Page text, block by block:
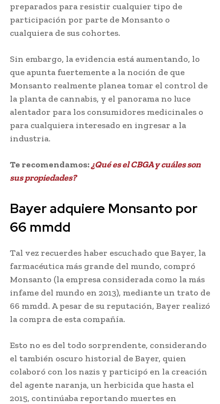
preparados para resistir cualquier tipo de
participación por parte de Monsanto o
cualquiera de sus cohortes.
Sin embargo, la evidencia está aumentando, lo
que apunta fuertemente a la noción de que
Monsanto realmente planea tomar el control de
la planta de cannabis, y el panorama no luce
alentador para los consumidores medicinales o
para cualquiera interesado en ingresar a la
industria.
Te recomendamos:¿Qué es el CBGA y cuáles son
sus propiedades?
Bayer adquiere Monsanto por
66 mmdd
Tal vez recuerdes haber escuchado que Bayer, la
farmacéutica más grande del mundo, compró
Monsanto (la empresa considerada como la más
infame del mundo en 2013), mediante un trato de
66 mmdd. A pesar de su reputación, Bayer realizó
la compra de esta compañía.
Esto no es del todo sorprendente, considerando
el también oscuro historial de Bayer, quien
colaboró con los nazis y participó en la creación
del agente naranja, un herbicida que hasta el
2015, continúaba reportando muertes en